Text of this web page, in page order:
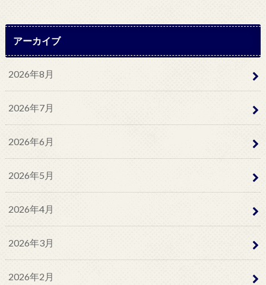
アーカイブ
2026年8月
2026年7月
2026年6月
2026年5月
2026年4月
2026年3月
2026年2月